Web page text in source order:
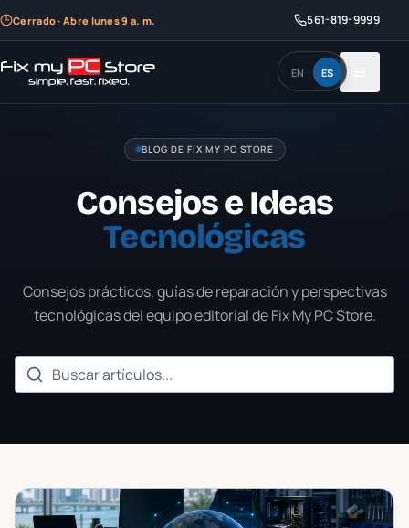
Cerrado · Abre lunes 9 a. m. 561-819-9999
ES
EN
BLOG DE FIX MY PC STORE
Consejos e Ideas
Tecnológicas
Consejos prácticos, guías de reparación y perspectivas
tecnológicas del equipo editorial de Fix My PC Store.